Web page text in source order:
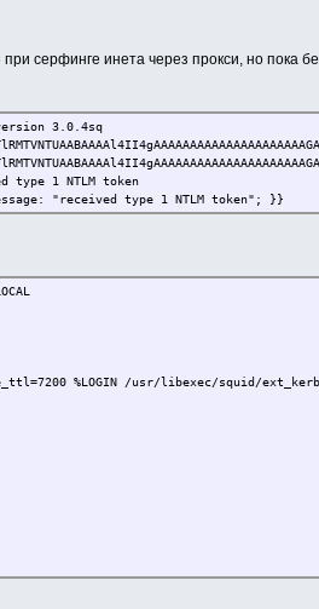
серфинге инета через прокси, но пока
3.0.4sq
type 1 NTLM token
"received type 1 NTLM token"; }}
%LOGIN /usr/libexec/squid/